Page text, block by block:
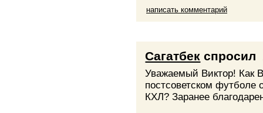
написать комментарий
Cагатбек спросил
Уважаемый Виктор! Как
постсоветском футболе
КХЛ? Заранее